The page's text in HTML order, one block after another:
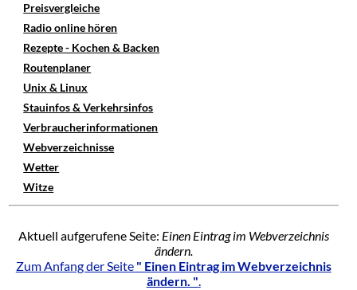
Preisvergleiche
Radio online hören
Rezepte - Kochen & Backen
Routenplaner
Unix & Linux
Stauinfos & Verkehrsinfos
Verbraucherinformationen
Webverzeichnisse
Wetter
Witze
Aktuell aufgerufene Seite: Einen Eintrag im Webverzeichnis
ändern.
Zum Anfang der Seite " Einen Eintrag im Webverzeichnis
ändern. ".